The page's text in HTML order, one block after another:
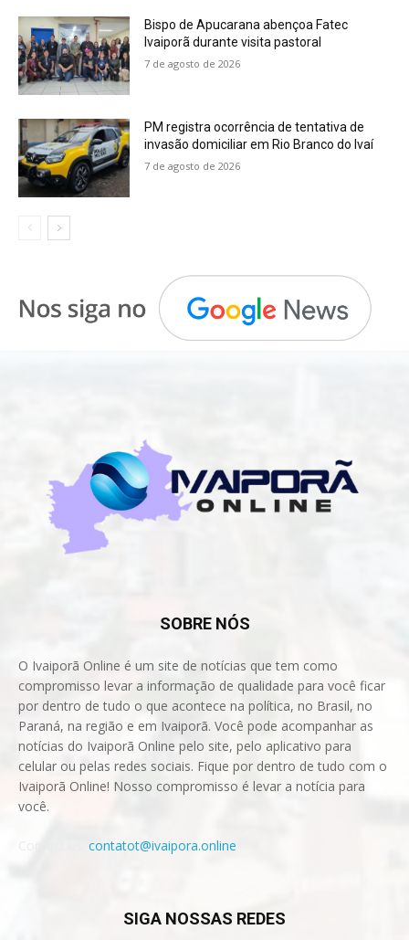
Bispo de Apucarana abençoa Fatec
Ivaiporã durante visita pastoral
7 de agosto de 2026
PM registra ocorrência de tentativa de
invasão domiciliar em Rio Branco do Ivaí
7 de agosto de 2026
SOBRE NÓS
O Ivaiporã Online é um site de notícias que tem como
compromisso levar a informação de qualidade para você ficar
por dentro de tudo o que acontece na política, no Brasil, no
Paraná, na região e em Ivaiporã. Você pode acompanhar as
notícias do Ivaiporã Online pelo site, pelo aplicativo para
celular ou pelas redes sociais. Fique por dentro de tudo com o
Ivaiporã Online! Nosso compromisso é levar a notícia para
você.
contatot@ivaipora.online
SIGA NOSSAS REDES